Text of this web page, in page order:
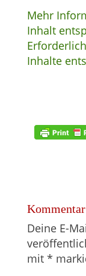
Mehr
Inhalt
Inhalte
Kommentar
Deine E-
mit *